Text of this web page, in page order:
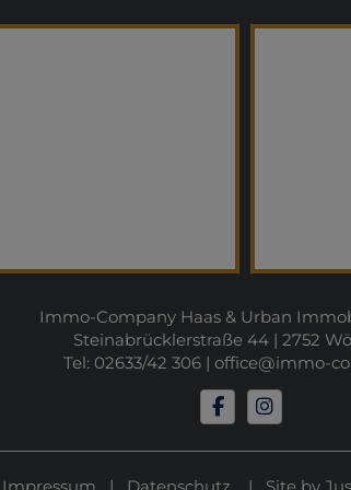
Immo-Company Haas & Urban
Steinabrücklerstraße 44 | 2752
Tel: 02633/42 306 | office@immo-